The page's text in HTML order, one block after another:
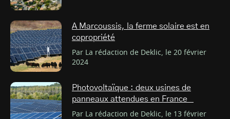
A Marcoussis, la ferme solaire est en
copropriété
Par La rédaction de Deklic, le 20 février
2024
Photovoltaïque : deux usines de
panneaux attendues en France
Par La rédaction de Deklic, le 13 février